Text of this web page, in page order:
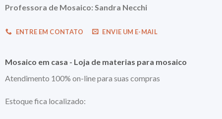
Professora de Mosaico: Sandra Necchi
ENTRE EM CONTATO ENVIE UM E-MAIL
Mosaico em casa - Loja de materias para mosaico
Atendimento 100% on-line para suas compras
Estoque fica localizado: